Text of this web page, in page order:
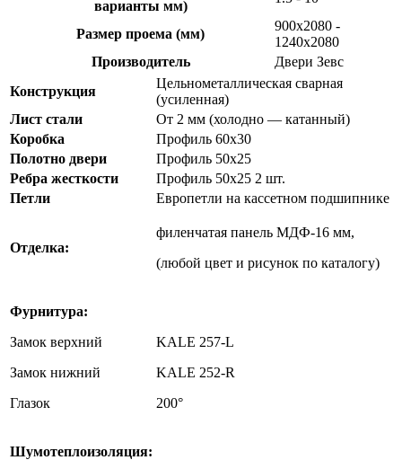
варианты мм)
Размер проема (мм)
900х2080 -
1240х2080
Производитель
Двери Зевс
Конструкция
Цельнометаллическая сварная
(усиленная)
Лист стали
От 2 мм (холодно — катанный)
Коробка
Профиль 60х30
Полотно двери
Профиль 50х25
Ребра жесткости
Профиль 50х25 2 шт.
Петли
Европетли на кассетном подшипнике
Отделка:
филенчатая панель МДФ-16 мм,
(любой цвет и рисунок по каталогу)
Фурнитура:
Замок верхний
Замок нижний
Глазок
KALE 257-L
KALE 252-R
200°
Шумотеплоизоляция: